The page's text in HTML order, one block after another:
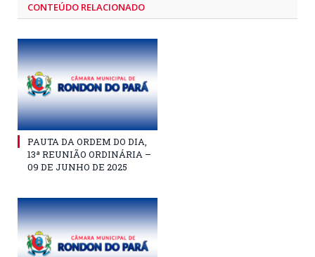
CONTEÚDO RELACIONADO
PAUTA DA ORDEM DO DIA,
13ª REUNIÃO ORDINÁRIA –
09 DE JUNHO DE 2025